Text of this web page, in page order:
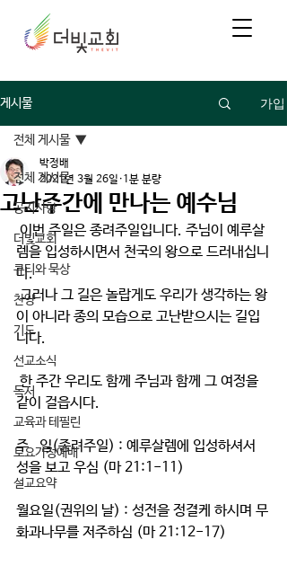
게시물 가입
전체 게시물
공지사항
더빛교회
큐티와 묵상
찬양
기도
선교소식
독서
교육과 테필린
토요가정예배
설교요약
전체 게시물
고난주간에 만나는 예수님
박정배
2021년 3월 26일 1분 분량
이번 주일은 종려주일입니다. 주님이 예루살
렘을 입성하시면서 천국의 왕으로 드러내십니
다.
그러나 그 길은 놀랍게도 우리가 생각하는 왕
이 아니라 종의 모습으로 고난받으시는 길입
니다.
한 주간 우리도 함께 주님과 함께 그 여정을
같이 걸읍시다.
주   일(종려주일) : 예루살렘에 입성하셔서
성을 보고 우심 (마 21:1-11)
월요일(권위의 날) : 성전을 정결케 하시며 무
화과나무를 저주하심 (마 21:12-17)